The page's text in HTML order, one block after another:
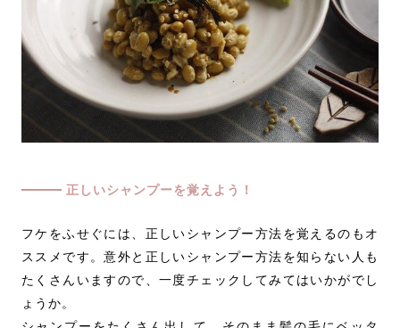
正しいシャンプーを覚えよう！
フケをふせぐには、正しいシャンプー方法を覚えるのもオ
ススメです。意外と正しいシャンプー方法を知らない人も
たくさんいますので、一度チェックしてみてはいかがでし
ょうか。